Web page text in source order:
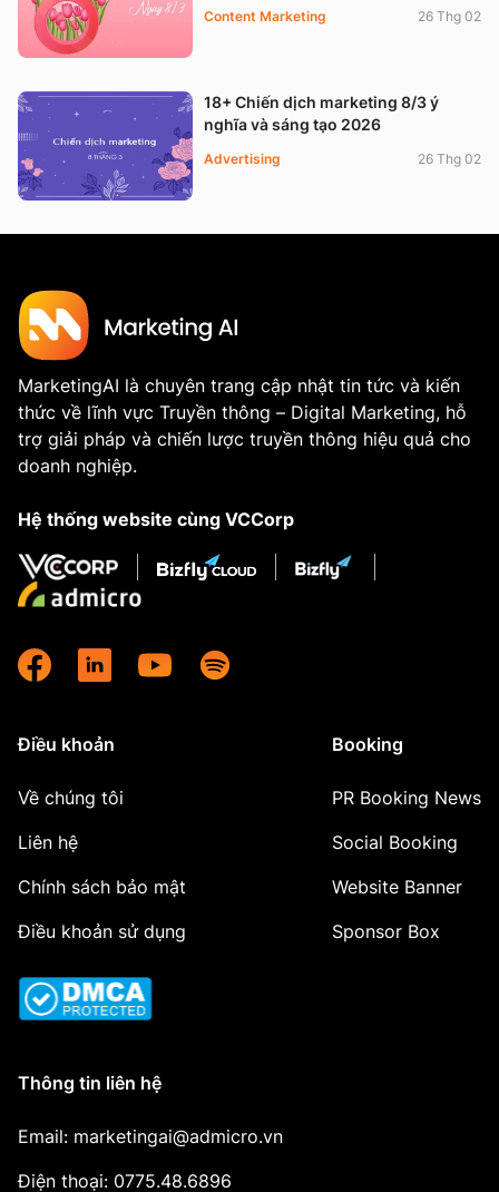
Content Marketing 26 Thg 02
18+ Chiến dịch marketing 8/3 ý
nghĩa và sáng tạo 2026
Advertising 26 Thg 02
MarketingAI là chuyên trang cập nhật tin tức và kiến
thức về lĩnh vực Truyền thông – Digital Marketing, hỗ
trợ giải pháp và chiến lược truyền thông hiệu quả cho
doanh nghiệp.
Hệ thống website cùng VCCorp
Điều khoản
Về chúng tôi
Liên hệ
Chính sách bảo mật
Điều khoản sử dụng
Booking
PR Booking News
Social Booking
Website Banner
Sponsor Box
Thông tin liên hệ
Email: marketingai@admicro.vn
Điện thoại: 0775.48.6896